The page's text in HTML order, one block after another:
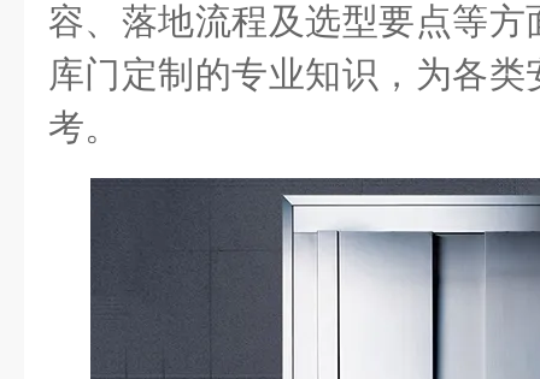
容、落地流程及选型要点等
库门定制的专业知识，为各
考。